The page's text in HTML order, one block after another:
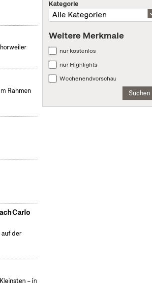
Rahmen
Carlo
auf der
– in
Kategorie
Weitere Merkmale
nur kostenlos
nur Highlights
Wochenendvorschau
Suchen